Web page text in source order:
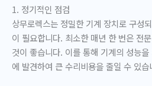
1. 정기적인 점검
상무로렉스는 정밀한 기계 장치로 구성
이 필요합니다. 최소한 매년 한 번은 전
것이 좋습니다. 이를 통해 기계의 성능
에 발견하여 큰 수리비용을 줄일 수 있습